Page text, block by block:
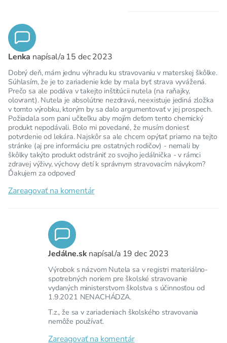
Lenka napísal/a 15 dec 2023
Dobrý deň, mám jednu výhradu ku stravovaniu v materskej škôlke.
Súhlasím, že je to zariadenie kde by mala byť strava vyvážená.
Prečo sa ale podáva v takejto inštitúcii nutela (na raňajky,
olovrant). Nutela je absolútne nezdravá, neexistuje jediná zložka
v tomto výrobku, ktorým by sa dalo argumentovať v jej prospech.
Požiadala som pani učiteľku aby mojím deťom tento chemický
produkt nepodávali. Bolo mi povedané, že musím doniesť
potvrdenie od lekára. Najskôr sa ale chcem opýtať priamo na tejto
stránke (aj pre informáciu pre ostatných rodičov) - nemali by
škôlky takýto produkt odstrániť zo svojho jedálnička - v rámci
zdravej výživy, výchovy detí k správnym stravovacím návykom?
Ďakujem za odpoveď
Zareagovať na komentár
Jedálne.sk napísal/a 19 dec 2023
Výrobok s názvom Nutela sa v registri materiálno-
spotrebných noriem pre školské stravovanie
vydaných ministerstvom školstva s účinnosťou od
1.9.2021 NENACHÁDZA.
T.z., že sa v zariadeniach školského stravovania
nemôže používať.
Zareagovať na komentár